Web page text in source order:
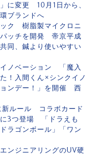
に変更 10月1日から、
ブランドへ
ック 樹脂製マイクロニ
ッチを開発 帝京平成
同、鍼より使いやすい
ノベーション 「魔入
！入間くん×シンクイノ
ンデー！」を開催 西
新ルール コラボカード
3つ登場 「ドラえも
ラゴンボール」「ワン
ンジニアリングのUV硬